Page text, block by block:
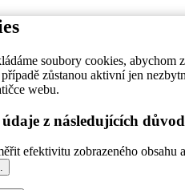
soubory cookies,
zůstanou aktivní jen
webu.
z následujících
efektivitu zobrazeného